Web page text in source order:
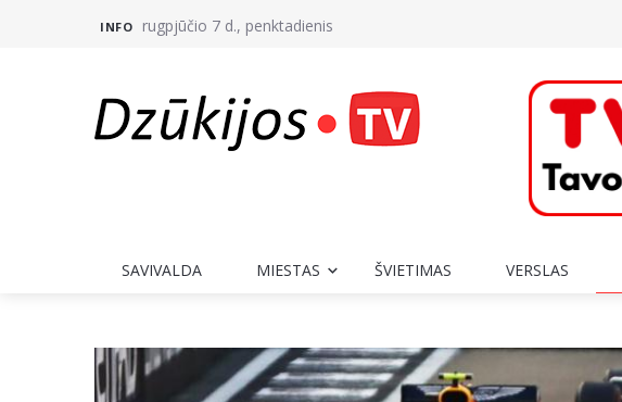
INFO rugpjūčio 7 d., penktadienis
SAVIVALDA MIESTAS ŠVIETIMAS VERSLAS